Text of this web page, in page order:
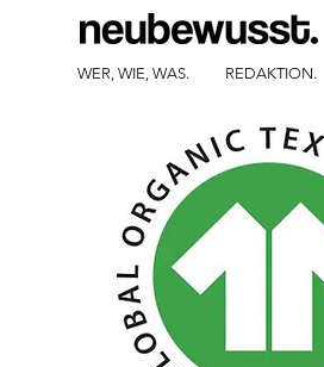
WER, WIE, WAS. REDAKTION.